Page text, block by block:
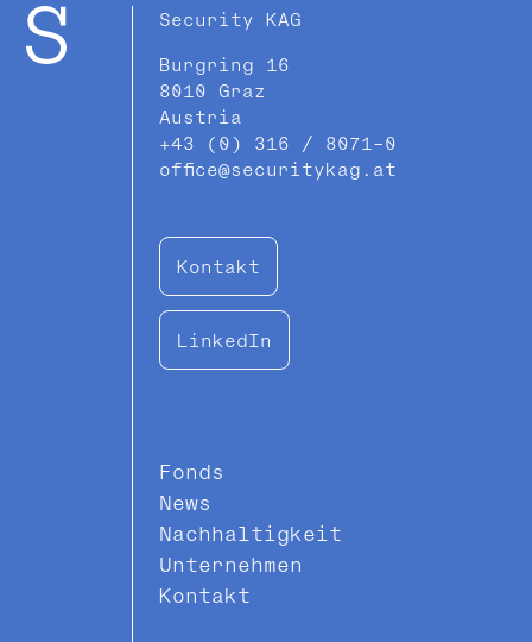
Security KAG
Burgring 16
8010 Graz
Austria
+43 (0) 316 / 8071-0
office@securitykag.at
Kontakt
LinkedIn
Fonds
News
Nachhaltigkeit
Unternehmen
Kontakt